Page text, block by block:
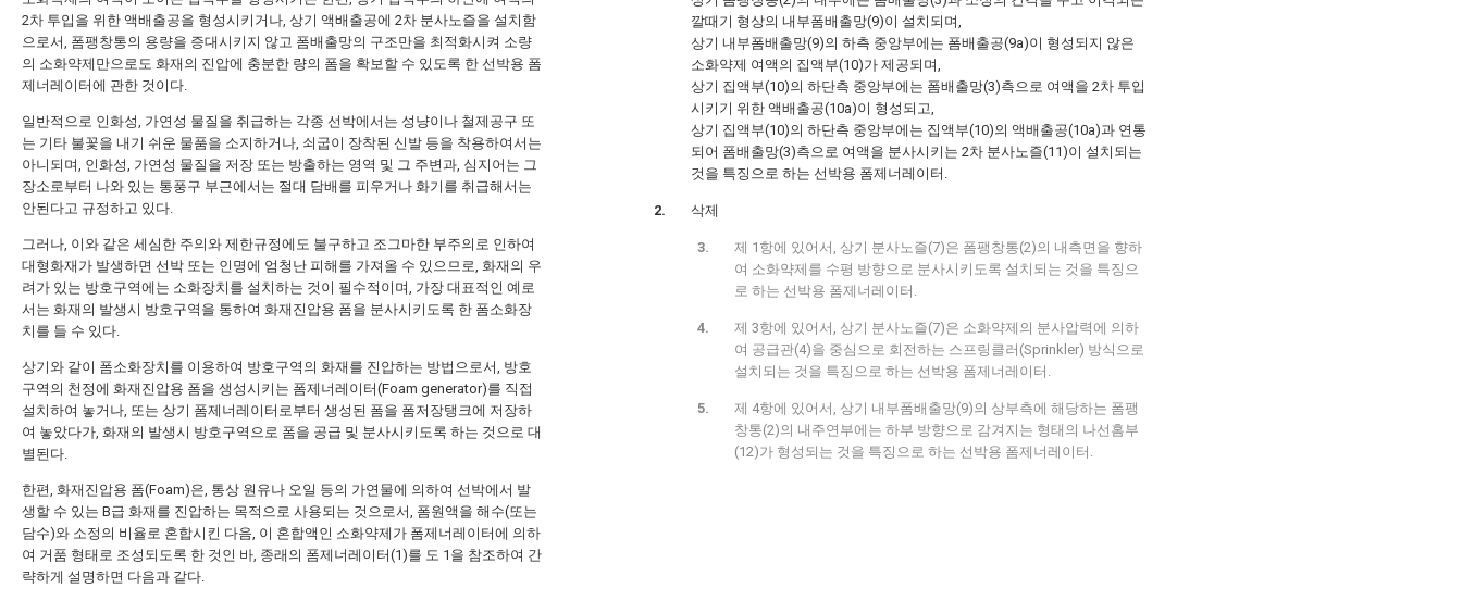
2차 투입을 위한 액배출공을 형성시키거나, 상기 액배출공에 2차 분사노즐을 설치함
으로서, 폼팽창통의 용량을 증대시키지 않고 폼배출망의 구조만을 최적화시켜 소량
의 소화약제만으로도 화재의 진압에 충분한 량의 폼을 확보할 수 있도록 한 선박용 폼
제너레이터에 관한 것이다.
일반적으로 인화성, 가연성 물질을 취급하는 각종 선박에서는 성냥이나 철제공구 또
는 기타 불꽃을 내기 쉬운 물품을 소지하거나, 쇠굽이 장착된 신발 등을 착용하여서는
아니되며, 인화성, 가연성 물질을 저장 또는 방출하는 영역 및 그 주변과, 심지어는 그
장소로부터 나와 있는 통풍구 부근에서는 절대 담배를 피우거나 화기를 취급해서는
안된다고 규정하고 있다.
그러나, 이와 같은 세심한 주의와 제한규정에도 불구하고 조그마한 부주의로 인하여
대형화재가 발생하면 선박 또는 인명에 엄청난 피해를 가져올 수 있으므로, 화재의 우
려가 있는 방호구역에는 소화장치를 설치하는 것이 필수적이며, 가장 대표적인 예로
서는 화재의 발생시 방호구역을 통하여 화재진압용 폼을 분사시키도록 한 폼소화장
치를 들 수 있다.
상기와 같이 폼소화장치를 이용하여 방호구역의 화재를 진압하는 방법으로서, 방호
구역의 천정에 화재진압용 폼을 생성시키는 폼제너레이터(Foam generator)를 직접
설치하여 놓거나, 또는 상기 폼제너레이터로부터 생성된 폼을 폼저장탱크에 저장하
여 놓았다가, 화재의 발생시 방호구역으로 폼을 공급 및 분사시키도록 하는 것으로 대
별된다.
한편, 화재진압용 폼(Foam)은, 통상 원유나 오일 등의 가연물에 의하여 선박에서 발
생할 수 있는 B급 화재를 진압하는 목적으로 사용되는 것으로서, 폼원액을 해수(또는
담수)와 소정의 비율로 혼합시킨 다음, 이 혼합액인 소화약제가 폼제너레이터에 의하
여 거품 형태로 조성되도록 한 것인 바, 종래의 폼제너레이터(1)를 도 1을 참조하여 간
략하게 설명하면 다음과 같다.
깔때기 형상의 내부폼배출망(9)이 설치되며,
상기 내부폼배출망(9)의 하측 중앙부에는 폼배출공(9a)이 형성되지 않은
소화약제 여액의 집액부(10)가 제공되며,
상기 집액부(10)의 하단측 중앙부에는 폼배출망(3)측으로 여액을 2차 투입
시키기 위한 액배출공(10a)이 형성되고,
상기 집액부(10)의 하단측 중앙부에는 집액부(10)의 액배출공(10a)과 연통
되어 폼배출망(3)측으로 여액을 분사시키는 2차 분사노즐(11)이 설치되는
것을 특징으로 하는 선박용 폼제너레이터.
삭제
제 1항에 있어서, 상기 분사노즐(7)은 폼팽창통(2)의 내측면을 향하
여 소화약제를 수평 방향으로 분사시키도록 설치되는 것을 특징으
로 하는 선박용 폼제너레이터.
제 3항에 있어서, 상기 분사노즐(7)은 소화약제의 분사압력에 의하
여 공급관(4)을 중심으로 회전하는 스프링클러(Sprinkler) 방식으로
설치되는 것을 특징으로 하는 선박용 폼제너레이터.
제 4항에 있어서, 상기 내부폼배출망(9)의 상부측에 해당하는 폼팽
창통(2)의 내주연부에는 하부 방향으로 감겨지는 형태의 나선홈부
(12)가 형성되는 것을 특징으로 하는 선박용 폼제너레이터.